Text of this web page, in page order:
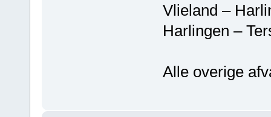
Vlieland –
Harlingen –
Alle overige